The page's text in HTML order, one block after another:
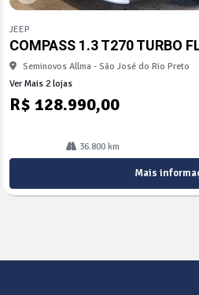
Co
arti
lhe
JEEP
COMPASS 1.3 T270 TURBO
Seminovos Allma - São José do Rio Preto
Ver Mais 2 lojas
R$ 128.990,00
36.800 km
Mais